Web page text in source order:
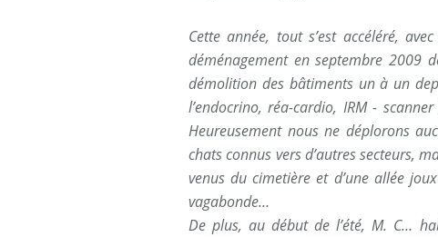
Cette année, tout s’est accéléré,
déménagement en septembre 2009
démolition des bâtiments un à un
l’endocrino, réa-cardio, IRM -
Heureusement nous ne déplorons
chats connus vers d’autres secteurs,
venus du cimetière et d’une allée
vagabonde…
De plus, au début de l’été, M. C…